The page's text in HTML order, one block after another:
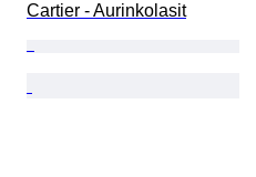
Cartier - Aurinkolasit